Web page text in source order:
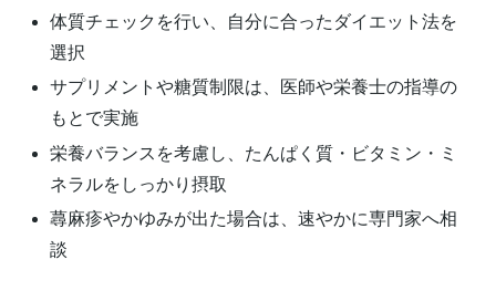
体質チェックを行い、自分に合ったダイエット法を
選択
サプリメントや糖質制限は、医師や栄養士の指導の
もとで実施
栄養バランスを考慮し、たんぱく質・ビタミン・ミ
ネラルをしっかり摂取
蕁麻疹やかゆみが出た場合は、速やかに専門家へ相
談